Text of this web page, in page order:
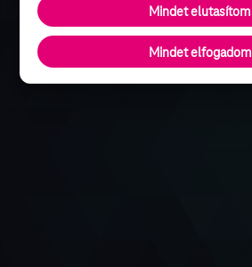
Mindet elutasítom
Mindet elfogadom